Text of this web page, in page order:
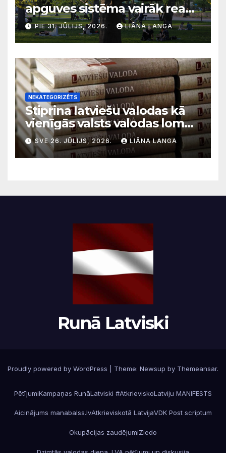
apguves sistēma vairāk reaģē
uz krīzēm nekā ilgtermiņa
migrācijas tendencēm
PIE 31. JŪLIJS, 2026. LIĀNA LANGA
NEKATEGORIZĒTS
Stiprina latviešu valodas kā
vienīgās valsts valodas lomu
sabiedriskajos medijos
SVE 26. JŪLIJS, 2026. LIĀNA LANGA
Runā Latviski
Proudly powered by WordPress Theme: Newsup by Themeansar.
PētījumiKampaņas RunāLatviski #AtkrieviskoLatviju MANIFESTS
Aicinājums manabalss.lvAtkrieviskotā LatvijaVDK Post scriptum
Okupācijas zaudējumiZiedo